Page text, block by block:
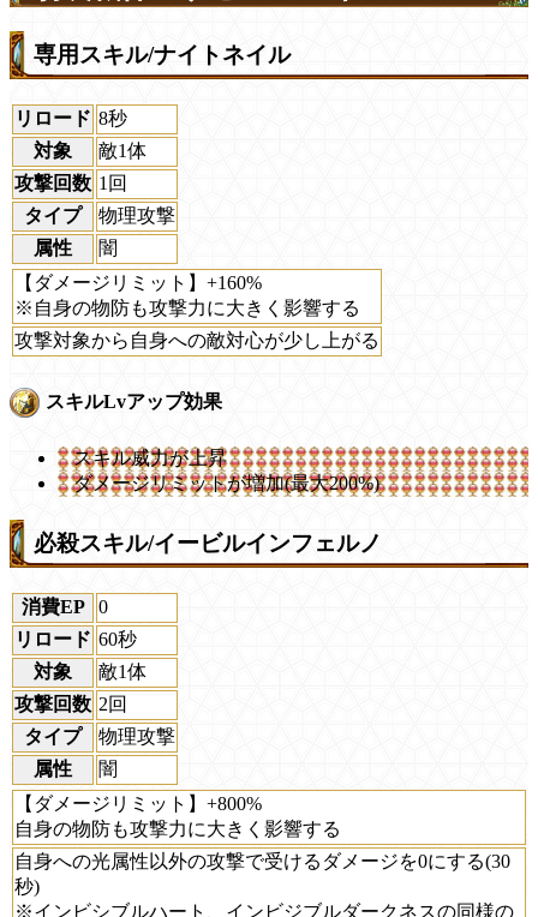
専用スキル/ナイトネイル
リロード 8秒
対象
敵1体
攻撃回数 1回
タイプ
物理攻撃
属性
闇
【ダメージリミット】+160%
※自身の物防も攻撃力に大きく影響する
攻撃対象から自身への敵対心が少し上がる
スキルLvアップ効果
スキル威力が上昇
ダメージリミットが増加(最大200%)
必殺スキル/イービルインフェルノ
消費EP
0
リロード 60秒
対象
敵1体
攻撃回数 2回
タイプ
物理攻撃
属性
闇
【ダメージリミット】+800%
自身の物防も攻撃力に大きく影響する
自身への光属性以外の攻撃で受けるダメージを0にする(30
秒)
※インビシブルハート、インビジブルダークネスの同様の